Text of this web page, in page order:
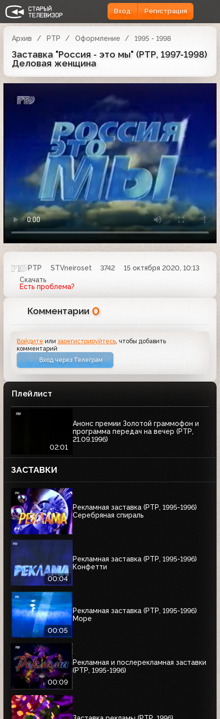
Вход Регистрация
Архив РТР Оформление 1995 - 1998
Заставка "Россия - это мы" (РТР, 1997-1998)
Деловая женщина
РТР STVneiroset 3742
15 октября 2020, 10:13
Скачать
Есть проблема?
Комментарии 0
Войдите илизарегистрируйтесь, чтобы добавить
комментарий
Вход через Телеграм
Плейлист
02:01
Анонс премии Золотой граммофон и
программа передач на вечер (РТР,
21.09.1996)
ЗАСТАВКИ
Рекламная заставка (РТР, 1995-1996)
Серебряная спираль
00:04
Рекламная заставка (РТР, 1995-1996)
Конфетти
00:05
Рекламная заставка (РТР, 1995-1996)
Море
00:09
Рекламная и послерекламная заставки
(РТР, 1995-1996)